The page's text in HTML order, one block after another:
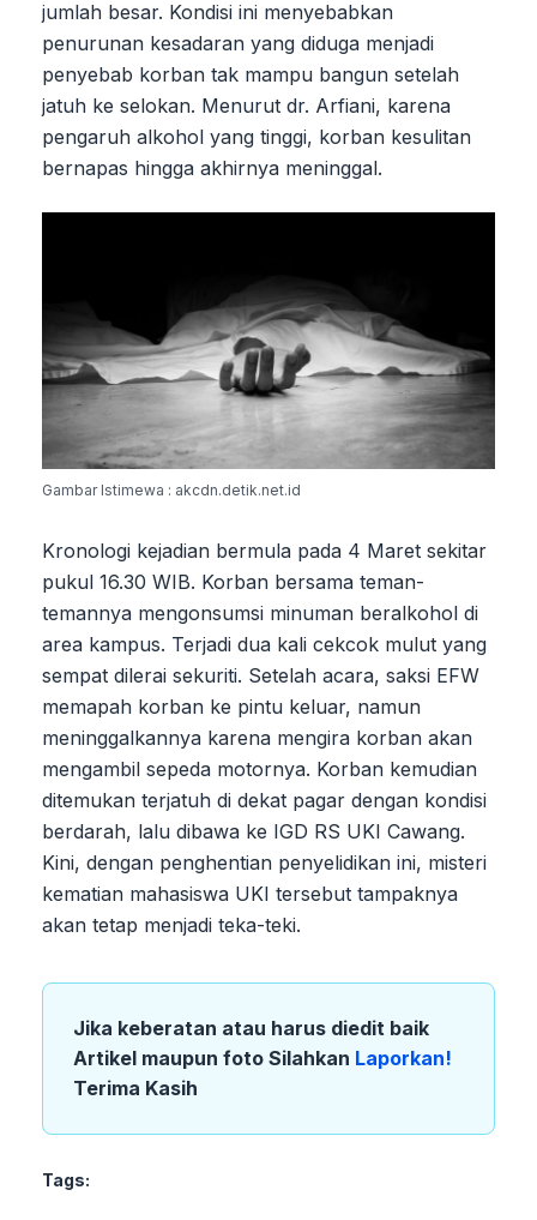
jumlah besar. Kondisi ini menyebabkan
penurunan kesadaran yang diduga menjadi
penyebab korban tak mampu bangun setelah
jatuh ke selokan. Menurut dr. Arfiani, karena
pengaruh alkohol yang tinggi, korban kesulitan
bernapas hingga akhirnya meninggal.
Gambar Istimewa : akcdn.detik.net.id
Kronologi kejadian bermula pada 4 Maret sekitar
pukul 16.30 WIB. Korban bersama teman-
temannya mengonsumsi minuman beralkohol di
area kampus. Terjadi dua kali cekcok mulut yang
sempat dilerai sekuriti. Setelah acara, saksi EFW
memapah korban ke pintu keluar, namun
meninggalkannya karena mengira korban akan
mengambil sepeda motornya. Korban kemudian
ditemukan terjatuh di dekat pagar dengan kondisi
berdarah, lalu dibawa ke IGD RS UKI Cawang.
Kini, dengan penghentian penyelidikan ini, misteri
kematian mahasiswa UKI tersebut tampaknya
akan tetap menjadi teka-teki.
Jika keberatan atau harus diedit baik
Artikel maupun foto Silahkan Laporkan!
Terima Kasih
Tags: